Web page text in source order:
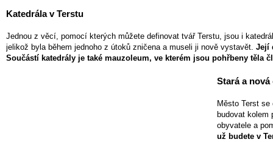
Katedrála v Terstu
Jednou z věcí, pomocí kterých můžete definovat tvář Terstu, jsou i
jelikož byla během jednoho z útoků zničena a museli ji nově vystavět. Její
Součástí katedrály je také mauzoleum, ve kterém jsou pohřbeny těla
Stará a nová
Město Terst
budovat kolem
obyvatele a
už budete v